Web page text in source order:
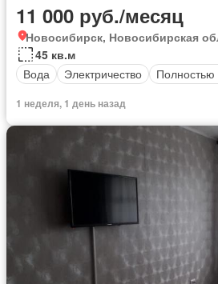
11 000 руб./месяц
Новосибирск, Новосибирская
45 кв.м
Вода
Электричество
1 неделя, 1 день назад